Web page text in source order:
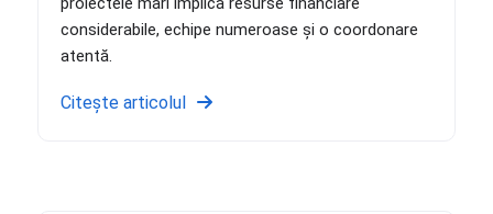
considerabile, echipe numeroase și o coordonare
atentă.
Citește articolul